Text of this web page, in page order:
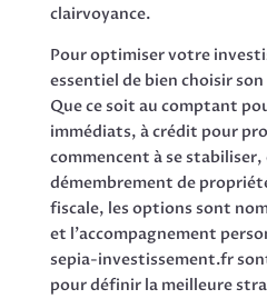
clairvoyance.
Pour optimiser votre
essentiel de bien choisir
Que ce soit au comptant
immédiats, à crédit pour
commencent à se stabiliser,
démembrement de
fiscale, les options sont
et l’accompagnement
sepia-investissement.fr
pour définir la meilleure